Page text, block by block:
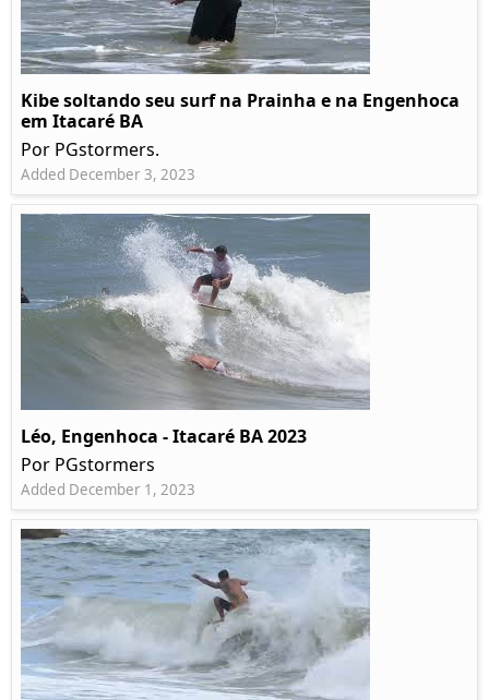
Kibe soltando seu surf na Prainha e na Engenhoca
em Itacaré BA
Por PGstormers.
Added December 3, 2023
Léo, Engenhoca - Itacaré BA 2023
Por PGstormers
Added December 1, 2023